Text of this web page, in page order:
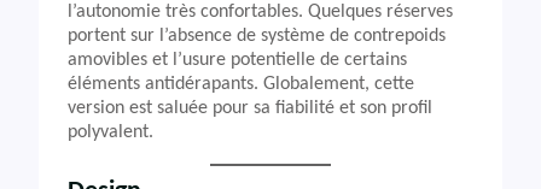
l’autonomie très confortables. Quelques réserves
portent sur l’absence de système de contrepoids
amovibles et l’usure potentielle de certains
éléments antidérapants. Globalement, cette
version est saluée pour sa fiabilité et son profil
polyvalent.